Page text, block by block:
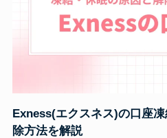
Exness(エクスネス)の口座
除方法を解説